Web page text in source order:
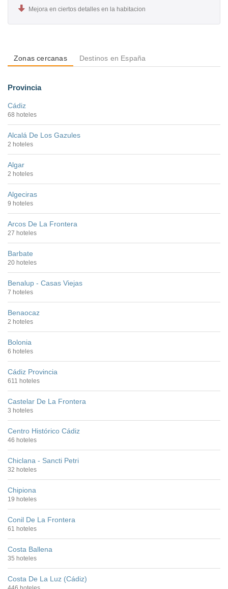
Mejora en ciertos detalles en la habitacion
Zonas cercanas Destinos en España
Provincia
Cádiz
68 hoteles
Alcalá De Los Gazules
2 hoteles
Algar
2 hoteles
Algeciras
9 hoteles
Arcos De La Frontera
27 hoteles
Barbate
20 hoteles
Benalup - Casas Viejas
7 hoteles
Benaocaz
2 hoteles
Bolonia
6 hoteles
Cádiz Provincia
611 hoteles
Castelar De La Frontera
3 hoteles
Centro Histórico Cádiz
46 hoteles
Chiclana - Sancti Petri
32 hoteles
Chipiona
19 hoteles
Conil De La Frontera
61 hoteles
Costa Ballena
35 hoteles
Costa De La Luz (Cádiz)